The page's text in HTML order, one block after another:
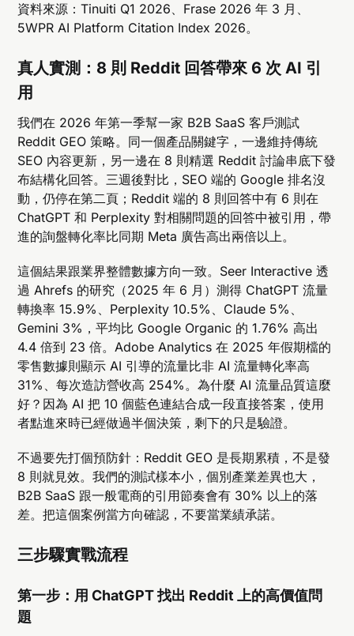
資料來源：Tinuiti Q1 2026、Frase 2026 年 3 月、
5WPR AI Platform Citation Index 2026。
真人實測：8 則 Reddit 回答帶來 6 次 AI 引
用
我們在 2026 年第一季幫一家 B2B SaaS 客戶測試
Reddit GEO 策略。同一個產品關鍵字，一邊維持傳統
SEO 內容更新，另一邊在 8 則精選 Reddit 討論串底下發
布結構化回答。三週後對比，SEO 端的 Google 排名沒
動，仍停在第二頁；Reddit 端的 8 則回答中有 6 則在
ChatGPT 和 Perplexity 對相關問題的回答中被引用，帶
進的詢盤轉化率比同期 Meta 廣告高出兩倍以上。
這個結果跟業界整體數據方向一致。Seer Interactive 透
過 Ahrefs 的研究（2025 年 6 月）測得 ChatGPT 流量
轉換率 15.9%、Perplexity 10.5%、Claude 5%、
Gemini 3%，平均比 Google Organic 的 1.76% 高出
4.4 倍到 23 倍。Adobe Analytics 在 2025 年假期檔的
零售數據則顯示 AI 引導的流量比非 AI 流量轉化率高
31%、每次造訪營收高 254%。為什麼 AI 流量品質這麼
好？因為 AI 把 10 個藍色連結合成一段直接答案，使用
者點進來時已經做過半個決策，剩下的只是驗證。
不過要先打個預防針：Reddit GEO 是長期累積，不是發
8 則就見效。我們的測試樣本小，個別產業差異也大，
B2B SaaS 跟一般電商的引用節奏會有 30% 以上的落
差。把這個案例當方向確認，不要當業績承諾。
三步驟實戰流程
第一步：用 ChatGPT 找出 Reddit 上的高價值問
題